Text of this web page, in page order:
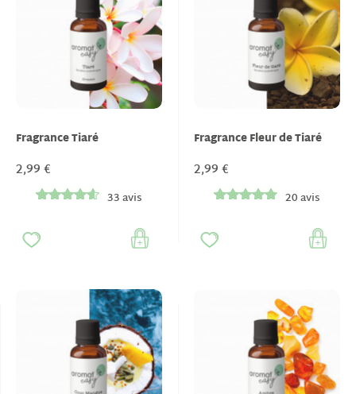
Fragrance Tiaré
2,99 €
33 avis
Fragrance Fleur de Tiaré
2,99 €
20 avis